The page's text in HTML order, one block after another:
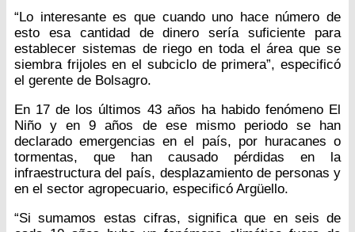
“Lo interesante es que cuando uno hace número de
esto esa cantidad de dinero sería suficiente para
establecer sistemas de riego en toda el área que se
siembra frijoles en el subciclo de primera”, especificó
el gerente de Bolsagro.
En 17 de los últimos 43 años ha habido fenómeno El
Niño y en 9 años de ese mismo periodo se han
declarado emergencias en el país, por huracanes o
tormentas, que han causado pérdidas en la
infraestructura del país, desplazamiento de personas y
en el sector agropecuario, especificó Argüello.
“Si sumamos estas cifras, significa que en seis de